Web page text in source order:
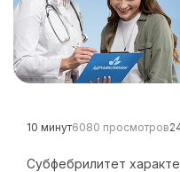
Семейный врач
Терапевт
10 минут6080 просмотров
Субфебрилитет